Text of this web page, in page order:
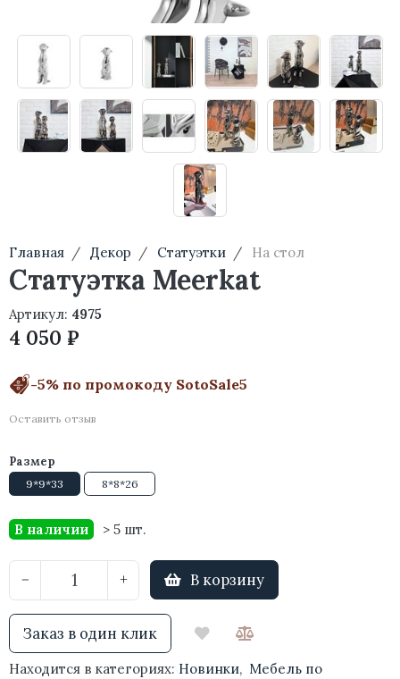
Главная Декор Статуэтки На стол
Статуэтка Meerkat
Артикул: 4975
4 050 ₽
-5% по промокоду SotoSale5
Оставить отзыв
Размер
9*9*33 8*8*26
В наличии > 5 шт.
− + В корзину
Заказ в один клик
Находится в категориях: Новинки, Мебель по